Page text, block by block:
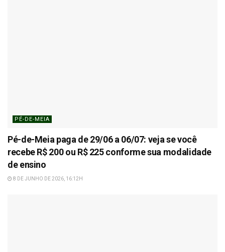
PÉ-DE-MEIA
Pé-de-Meia paga de 29/06 a 06/07: veja se você
recebe R$ 200 ou R$ 225 conforme sua modalidade
de ensino
8 DE JUNHO DE 2026, 16:12H